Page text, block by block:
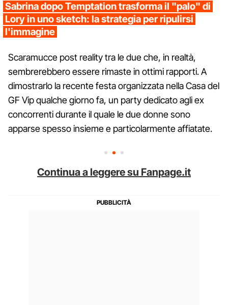
Sabrina dopo Temptation trasforma il "palo" di
Lory in uno sketch: la strategia per ripulirsi
l'immagine
Scaramucce post reality tra le due che, in realtà,
sembrerebbero essere rimaste in ottimi rapporti. A
dimostrarlo la recente festa organizzata nella Casa del
GF Vip qualche giorno fa, un party dedicato agli ex
concorrenti durante il quale le due donne sono
apparse spesso insieme e particolarmente affiatate.
Continua a leggere su Fanpage.it